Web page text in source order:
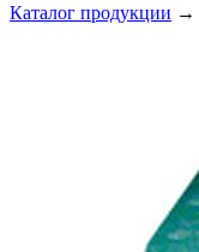
Каталог продукции →